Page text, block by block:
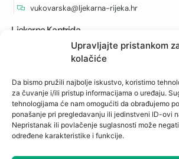
Upravljajte pristankom
kolačiće
Da bismo pružili najbolje iskustvo, koristimo
za čuvanje i/ili pristup informacijama o uređaju.
tehnologijama će nam omogućiti da obrađujemo
ponašanje pri pregledavanju ili jedinstveni ID-ovi
Nepristanak ili povlačenje suglasnosti može
određene karakteristike i funkcije.
vukovarska@ljekarna-rijeka.hr
Ljekarna Kantrida
051/262-594
Newsletter
Prijavite se na naš newsletter i
najnovijim obavijestima i ostvarite
popuste.